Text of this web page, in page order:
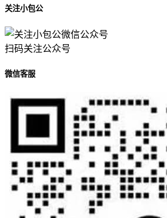
关注小包公
扫码关注公众号
微信客服